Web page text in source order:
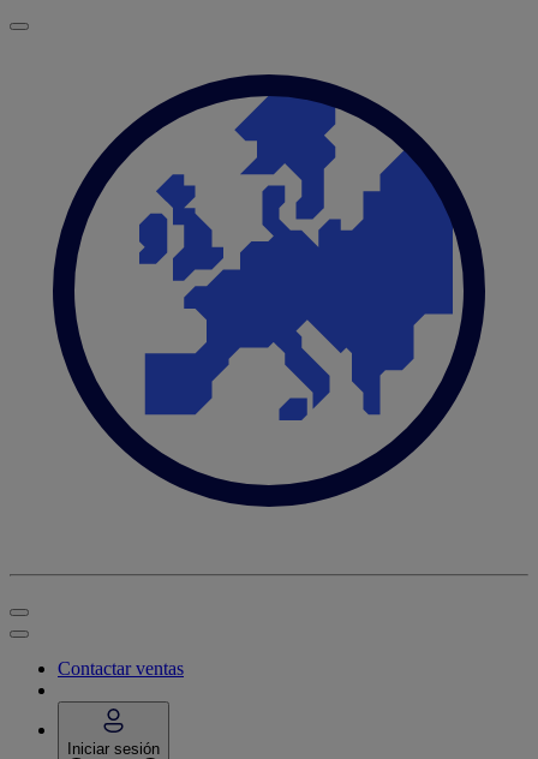
Contactar ventas
Iniciar sesión